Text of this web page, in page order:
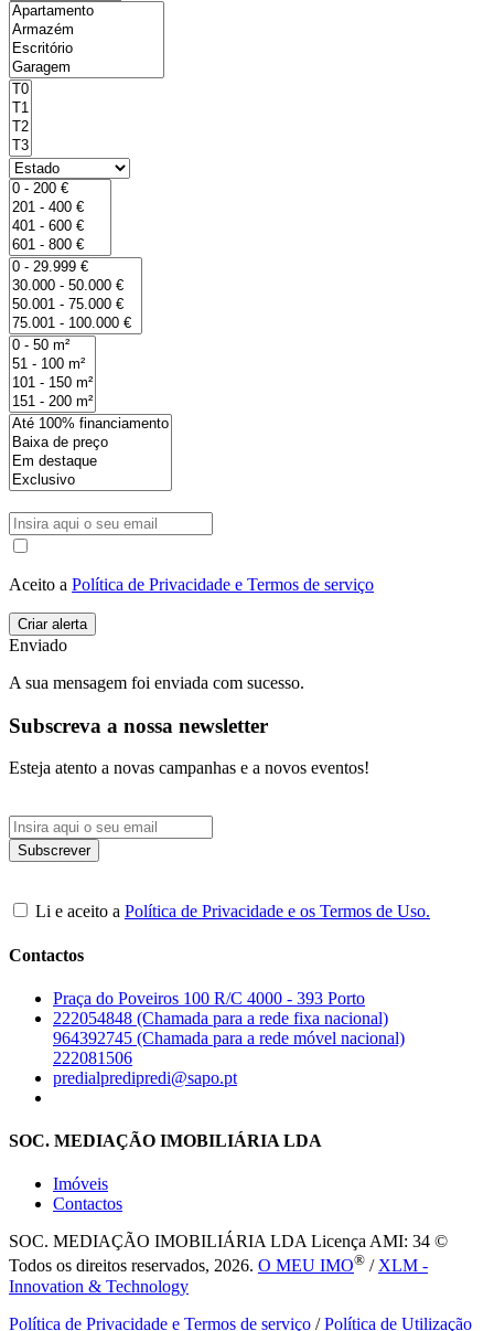
Aceito a Política de Privacidade e Termos de serviço
Enviado
A sua mensagem foi enviada com sucesso.
Subscreva a nossa newsletter
Esteja atento a novas campanhas e a novos eventos!
Li e aceito a Política de Privacidade e os Termos de Uso.
Contactos
Praça do Poveiros 100 R/C 4000 - 393 Porto
222054848 (Chamada para a rede fixa nacional)
964392745 (Chamada para a rede móvel nacional)
222081506
predialpredipredi@sapo.pt
SOC. MEDIAÇÃO IMOBILIÁRIA LDA
Imóveis
Contactos
SOC. MEDIAÇÃO IMOBILIÁRIA LDA Licença AMI: 34 ©
Todos os direitos reservados, 2026. O MEU IMO® /XLM -
Innovation & Technology
Política de Privacidade e Termos de serviço /Política de Utilização